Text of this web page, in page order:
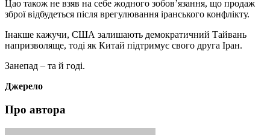
Цао також не взяв на себе жодного зобов’язання, що продаж
зброї відбудеться після врегулювання іранського конфлікту.
Інакше кажучи, США залишають демократичний Тайвань
напризволяще, тоді як Китай підтримує свого друга Іран.
Занепад – та й годі.
Джерело
Про автора